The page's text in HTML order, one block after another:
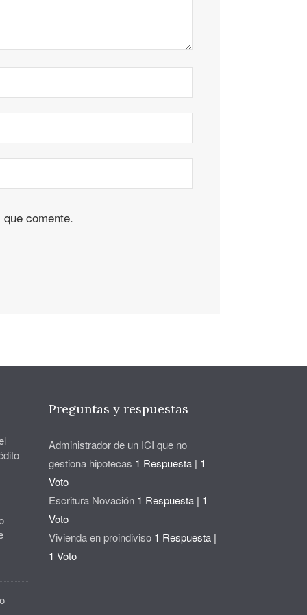
comente.
Preguntas y respuestas
Administrador de un ICI que no
gestiona hipotecas 1 Respuesta | 1
Voto
Escritura Novación 1 Respuesta | 1
Voto
Vivienda en proindiviso 1 Respuesta |
1 Voto